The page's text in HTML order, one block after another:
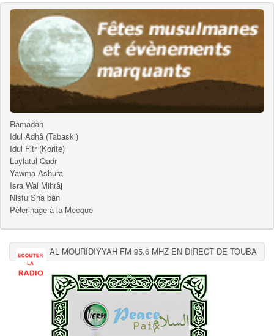
Ramadan
Idul Adhâ (Tabaski)
Idul Fitr (Korité)
Laylatul Qadr
Yawma Ashura
Isra Wal Mihrâj
Nisfu Sha bân
Pèlerinage à la Mecque
AL MOURIDIYYAH FM 95.6 MHZ EN DIRECT DE TOUBA